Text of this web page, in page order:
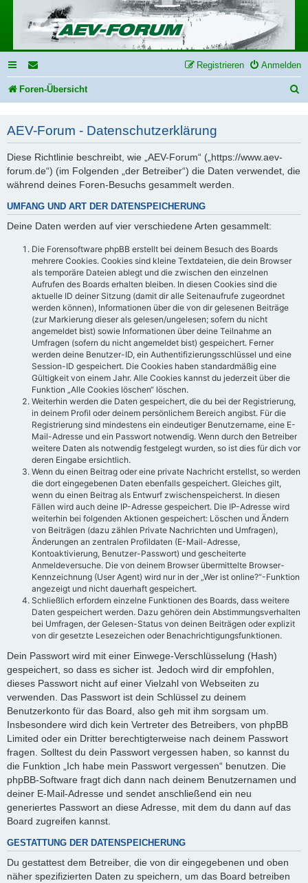
Anmelden
Registrieren
Foren-Übersicht
AEV-Forum - Datenschutzerklärung
Diese Richtlinie beschreibt, wie „AEV-Forum“ („https://www.aev-
forum.de“) (im Folgenden „der Betreiber“) die Daten verwendet, die
während deines Foren-Besuchs gesammelt werden.
UMFANG UND ART DER DATENSPEICHERUNG
Deine Daten werden auf vier verschiedene Arten gesammelt:
Die Forensoftware phpBB erstellt bei deinem Besuch des Boards
mehrere Cookies. Cookies sind kleine Textdateien, die dein Browser
als temporäre Dateien ablegt und die zwischen den einzelnen
Aufrufen des Boards erhalten bleiben. In diesen Cookies sind die
aktuelle ID deiner Sitzung (damit dir alle Seitenaufrufe zugeordnet
werden können), Informationen über die von dir gelesenen Beiträge
(zur Markierung dieser als gelesen/ungelesen; sofern du nicht
angemeldet bist) sowie Informationen über deine Teilnahme an
Umfragen (sofern du nicht angemeldet bist) gespeichert. Ferner
werden deine Benutzer-ID, ein Authentifizierungsschlüssel und eine
Session-ID gespeichert. Die Cookies haben standardmäßig eine
Gültigkeit von einem Jahr. Alle Cookies kannst du jederzeit über die
Funktion „Alle Cookies löschen“ löschen.
Weiterhin werden die Daten gespeichert, die du bei der Registrierung,
in deinem Profil oder deinem persönlichem Bereich angibst. Für die
Registrierung sind mindestens ein eindeutiger Benutzername, eine E-
Mail-Adresse und ein Passwort notwendig. Wenn durch den Betreiber
weitere Daten als notwendig festgelegt wurden, so ist dies für dich vor
deren Eingabe ersichtlich.
Wenn du einen Beitrag oder eine private Nachricht erstellst, so werden
die dort eingegebenen Daten ebenfalls gespeichert. Gleiches gilt,
wenn du einen Beitrag als Entwurf zwischenspeicherst. In diesen
Fällen wird auch deine IP-Adresse gespeichert. Die IP-Adresse wird
weiterhin bei folgenden Aktionen gespeichert: Löschen und Ändern
von Beiträgen (dazu zählen Private Nachrichten und Umfragen),
Änderungen an zentralen Profildaten (E-Mail-Adresse,
Kontoaktivierung, Benutzer-Passwort) und gescheiterte
Anmeldeversuche. Die von deinem Browser übermittelte Browser-
Kennzeichnung (User Agent) wird nur in der „Wer ist online?“-Funktion
angezeigt und nicht dauerhaft gespeichert.
Schließlich erfordern einzelne Funktionen des Boards, dass weitere
Daten gespeichert werden. Dazu gehören dein Abstimmungsverhalten
bei Umfragen, der Gelesen-Status von deinen Beiträgen oder explizit
von dir gesetzte Lesezeichen oder Benachrichtigungsfunktionen.
Dein Passwort wird mit einer Einwege-Verschlüsselung (Hash)
gespeichert, so dass es sicher ist. Jedoch wird dir empfohlen,
dieses Passwort nicht auf einer Vielzahl von Webseiten zu
verwenden. Das Passwort ist dein Schlüssel zu deinem
Benutzerkonto für das Board, also geh mit ihm sorgsam um.
Insbesondere wird dich kein Vertreter des Betreibers, von phpBB
Limited oder ein Dritter berechtigterweise nach deinem Passwort
fragen. Solltest du dein Passwort vergessen haben, so kannst du
die Funktion „Ich habe mein Passwort vergessen“ benutzen. Die
phpBB-Software fragt dich dann nach deinem Benutzernamen und
deiner E-Mail-Adresse und sendet anschließend ein neu
generiertes Passwort an diese Adresse, mit dem du dann auf das
Board zugreifen kannst.
GESTATTUNG DER DATENSPEICHERUNG
Du gestattest dem Betreiber, die von dir eingegebenen und oben
näher spezifizierten Daten zu speichern, um das Board betreiben